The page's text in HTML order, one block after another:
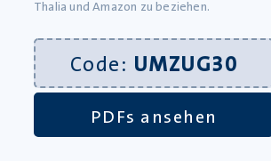
diesen Plattformen:
Thalia und Amazon zu beziehen.
Code: UMZUG30
PDFs ansehen